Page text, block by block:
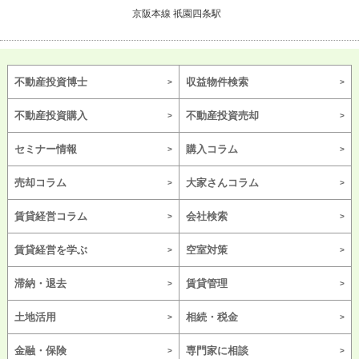
京阪本線 祇園四条駅
不動産投資博士 収益物件検索
不動産投資購入 不動産投資売却
セミナー情報 購入コラム
売却コラム 大家さんコラム
賃貸経営コラム 会社検索
賃貸経営を学ぶ 空室対策
滞納・退去 賃貸管理
土地活用 相続・税金
金融・保険 専門家に相談